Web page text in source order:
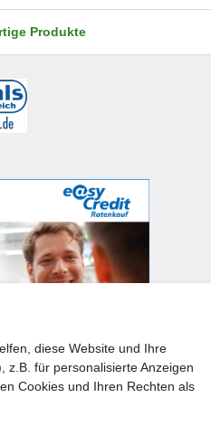
Produkte
diese Website und Ihre
z.B. für personalisierte Anzeigen
Cookies und Ihren Rechten als